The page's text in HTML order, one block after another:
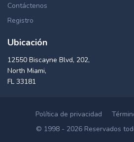
Contáctenos
Registro
Ubicación
12550 Biscayne Blvd, 202,
North Miami,
FL 33181
Política de privacidad
© 1998 - 2026 Reservados